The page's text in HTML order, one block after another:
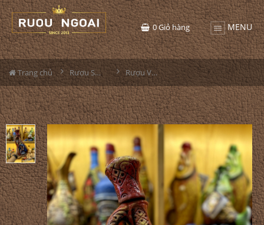
MENU
0Giỏ hàng
Trang chủ Rượu Sưu Tầm - Nga Rượu Vang Gốm Georgia MS53